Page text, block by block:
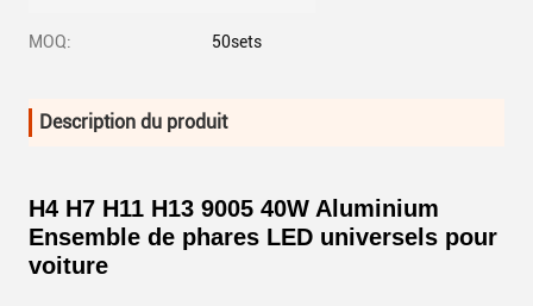
MOQ: 50sets
Description du produit
H4 H7 H11 H13 9005 40W Aluminium
Ensemble de phares LED universels pour
voiture